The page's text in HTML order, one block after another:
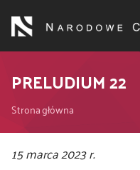
treści
dla wnioskodawców
dla realizujących projekty
PRELUDIUM 22
Ścieżka
nawigacyjna
Strona główna
Kod
15 marca 2023 r.